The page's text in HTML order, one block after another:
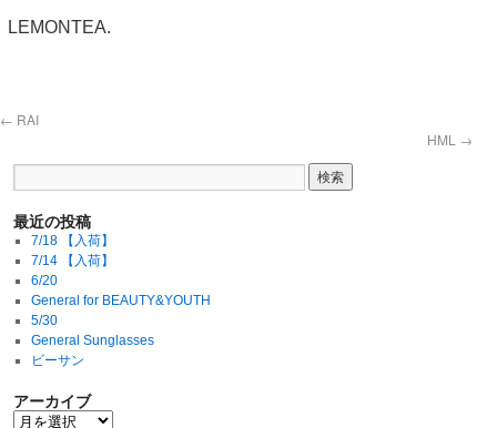
LEMONTEA.
← RAI
HML →
最近の投稿
7/18 【入荷】
7/14 【入荷】
6/20
General for BEAUTY&YOUTH
5/30
General Sunglasses
ビーサン
アーカイブ